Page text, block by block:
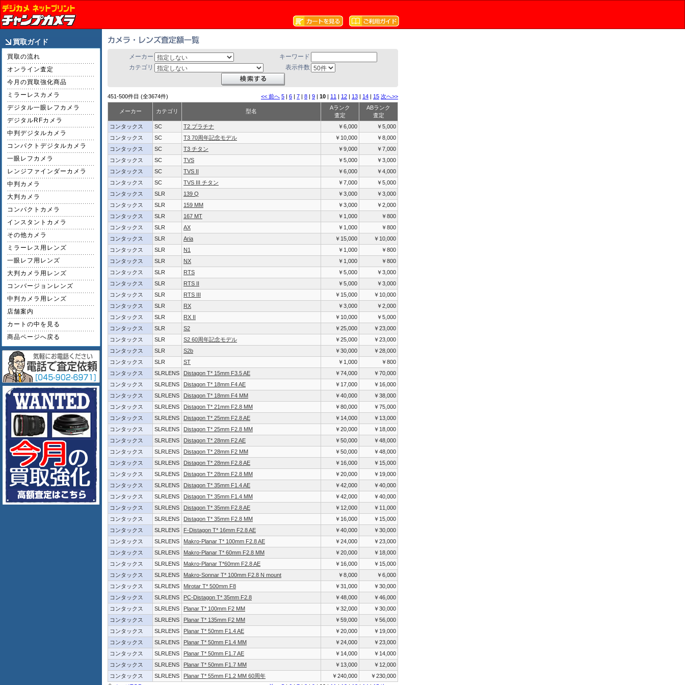
買取ガイド
買取の流れ
オンライン査定
今月の買取強化商品
ミラーレスカメラ
デジタル一眼レフカメラ
デジタルRFカメラ
中判デジタルカメラ
コンパクトデジタルカメラ
一眼レフカメラ
レンジファインダーカメラ
中判カメラ
大判カメラ
コンパクトカメラ
インスタントカメラ
その他カメラ
ミラーレス用レンズ
一眼レフ用レンズ
大判カメラ用レンズ
コンバージョンレンズ
中判カメラ用レンズ
店舗案内
カートの中を見る
商品ページへ戻る
メーカー
キーワード
カテゴリ
表示件数
451-500件目 (全3674件) << 前へ 5 | 6 | 7 | 8 | 9 | 10 | 11 | 12 | 13 | 14 | 15 次へ>>
メーカー カテゴリ 型名
Aランク
査定
ABランク
査定
コンタックス
SC T2 プラチナ ￥6,000
￥5,000
コンタックス
SC T3 70周年記念モデル ￥10,000
￥8,000
コンタックス
SC T3 チタン ￥9,000
￥7,000
コンタックス
SC TVS ￥5,000
￥3,000
コンタックス
SC TVS II ￥6,000
￥4,000
コンタックス
SC TVS III チタン ￥7,000
￥5,000
コンタックス
SLR 139 Q ￥3,000
￥3,000
コンタックス
SLR 159 MM ￥3,000
￥2,000
コンタックス
SLR 167 MT ￥1,000
￥800
コンタックス
SLR AX ￥1,000
￥800
コンタックス
SLR Aria ￥15,000
￥10,000
コンタックス
SLR N1 ￥1,000
￥800
コンタックス
SLR NX ￥1,000
￥800
コンタックス
SLR RTS ￥5,000
￥3,000
コンタックス
SLR RTS II ￥5,000
￥3,000
コンタックス
SLR RTS III ￥15,000
￥10,000
コンタックス
SLR RX ￥3,000
￥2,000
コンタックス
SLR RX II ￥10,000
￥5,000
コンタックス
SLR S2 ￥25,000
￥23,000
コンタックス
SLR S2 60周年記念モデル ￥25,000
￥23,000
コンタックス
SLR S2b ￥30,000
￥28,000
コンタックス
SLR ST ￥1,000
￥800
コンタックス
SLRLENS Distagon T* 15mm F3.5 AE ￥74,000
￥70,000
コンタックス
SLRLENS Distagon T* 18mm F4 AE ￥17,000
￥16,000
コンタックス
SLRLENS Distagon T* 18mm F4 MM ￥40,000
￥38,000
コンタックス
SLRLENS Distagon T* 21mm F2.8 MM ￥80,000
￥75,000
コンタックス
SLRLENS Distagon T* 25mm F2.8 AE ￥14,000
￥13,000
コンタックス
SLRLENS Distagon T* 25mm F2.8 MM ￥20,000
￥18,000
コンタックス
SLRLENS Distagon T* 28mm F2 AE ￥50,000
￥48,000
コンタックス
SLRLENS Distagon T* 28mm F2 MM ￥50,000
￥48,000
コンタックス
SLRLENS Distagon T* 28mm F2.8 AE ￥16,000
￥15,000
コンタックス
SLRLENS Distagon T* 28mm F2.8 MM ￥20,000
￥19,000
コンタックス
SLRLENS Distagon T* 35mm F1.4 AE ￥42,000
￥40,000
コンタックス
SLRLENS Distagon T* 35mm F1.4 MM ￥42,000
￥40,000
コンタックス
SLRLENS Distagon T* 35mm F2.8 AE ￥12,000
￥11,000
コンタックス
SLRLENS Distagon T* 35mm F2.8 MM ￥16,000
￥15,000
コンタックス
SLRLENS F-Distagon T* 16mm F2.8 AE ￥40,000
￥30,000
コンタックス
SLRLENS Makro-Planar T* 100mm F2.8 AE ￥24,000
￥23,000
コンタックス
SLRLENS Makro-Planar T* 60mm F2.8 MM ￥20,000
￥18,000
コンタックス
SLRLENS Makro-Planar T*60mm F2.8 AE ￥16,000
￥15,000
コンタックス
SLRLENS Makro-Sonnar T* 100mm F2.8 N mount ￥8,000
￥6,000
コンタックス
SLRLENS Mirotar T* 500mm F8 ￥31,000
￥30,000
コンタックス
SLRLENS PC-Distagon T* 35mm F2.8 ￥48,000
￥46,000
コンタックス
SLRLENS Planar T* 100mm F2 MM ￥32,000
￥30,000
コンタックス
SLRLENS Planar T* 135mm F2 MM ￥59,000
￥56,000
コンタックス
SLRLENS Planar T* 50mm F1.4 AE ￥20,000
￥19,000
コンタックス
SLRLENS Planar T* 50mm F1.4 MM ￥24,000
￥23,000
コンタックス
SLRLENS Planar T* 50mm F1.7 AE ￥14,000
￥14,000
コンタックス
SLRLENS Planar T* 50mm F1.7 MM ￥13,000
￥12,000
コンタックス
SLRLENS Planar T* 55mm F1.2 MM 60周年 ￥240,000
￥230,000